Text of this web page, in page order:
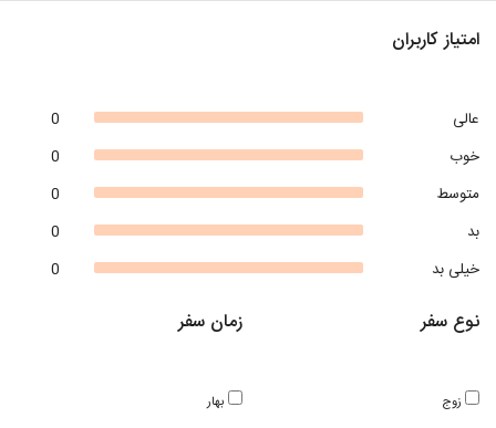
امتیاز کاربران
0
عالی
0
خوب
0
متوسط
0
بد
0
خیلی بد
زمان سفر
بهار
نوع سفر
زوج